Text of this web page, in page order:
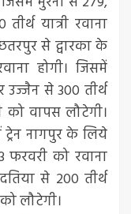
यात्री रवाना
से द्वारका के
होगी। जिसमें
से 300 तीर्थ
को वापस लौटेगी।
ट्रेन नागपुर के लिये
फरवरी को रवाना
से 200 तीर्थ
लौटेगी।